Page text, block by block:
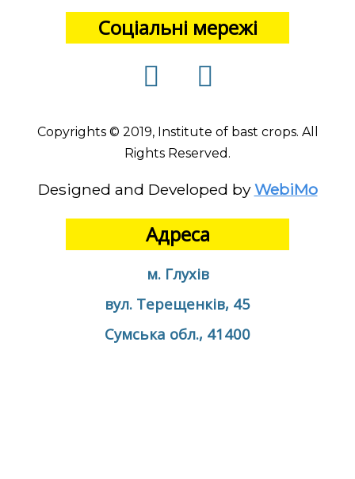
Соціальні мережі
Copyrights © 2019, Institute of bast crops. All
Rights Reserved.
Designed and Developed by WebiMo
Адреса
м. Глухів
вул. Терещенків, 45
Сумська обл., 41400